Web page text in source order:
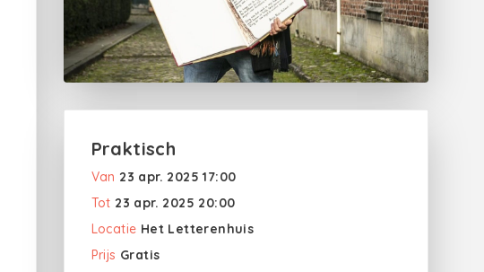
Praktisch
Van 23 apr. 2025 17:00
Tot 23 apr. 2025 20:00
Locatie Het Letterenhuis
Prijs Gratis